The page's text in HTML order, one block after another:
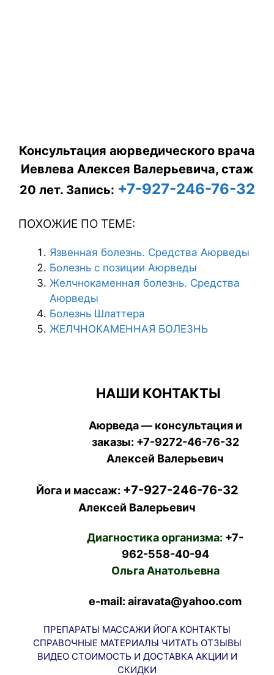
Консультация аюрведического врача
Иевлева Алексея Валерьевича, стаж
20 лет. Запись: +7-927-246-76-32
ПОХОЖИЕ ПО ТЕМЕ:
Язвенная болезнь. Средства Аюрведы
Болезнь с позиции Аюрведы
Желчнокаменная болезнь. Средства
Аюрведы
Болезнь Шлаттера
ЖЕЛЧНОКАМЕННАЯ БОЛЕЗНЬ
НАШИ КОНТАКТЫ
Аюрведа — консультация и
заказы: +7-9272-46-76-32
Алексей Валерьевич
Йога и массаж: +7-927-246-76-32
Алексей Валерьевич
Диагностика организма: +7-
962-558-40-94
Ольга Анатольевна
e-mail: airavata@yahoo.com
ПРЕПАРАТЫ МАССАЖИ ЙОГА КОНТАКТЫ
СПРАВОЧНЫЕ МАТЕРИАЛЫ ЧИТАТЬ ОТЗЫВЫ
ВИДЕО СТОИМОСТЬ И ДОСТАВКА АКЦИИ И
СКИДКИ